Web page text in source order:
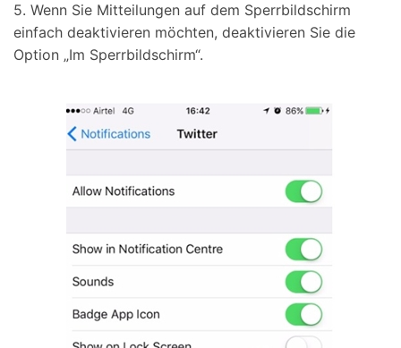
5. Wenn Sie Mitteilungen auf dem Sperrbildschirm
einfach deaktivieren möchten, deaktivieren Sie die
Option „Im Sperrbildschirm“.